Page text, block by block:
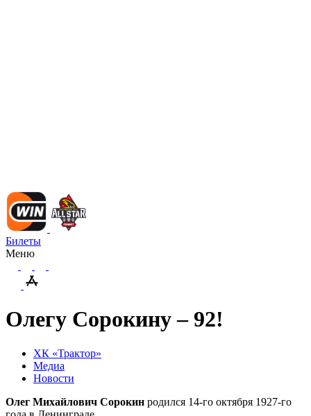
Билеты
Меню
Олегу Сорокину – 92!
ХК «Трактор»
Медиа
Новости
Олег Михайлович Сорокин родился 14-го октября 1927-го